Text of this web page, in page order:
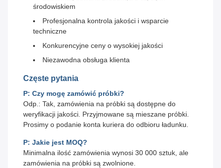
środowiskiem
Profesjonalna kontrola jakości i wsparcie
techniczne
Konkurencyjne ceny o wysokiej jakości
Niezawodna obsługa klienta
Częste pytania
P: Czy mogę zamówić próbki?
Odp.: Tak, zamówienia na próbki są dostępne do
weryfikacji jakości. Przyjmowane są mieszane próbki.
Prosimy o podanie konta kuriera do odbioru ładunku.
P: Jakie jest MOQ?
Minimalna ilość zamówienia wynosi 30 000 sztuk, ale
zamówienia na próbki są zwolnione.